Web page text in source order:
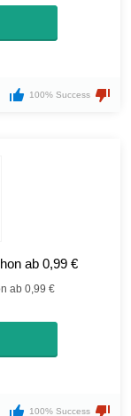
100% Success
ab 0,99 €
ab 0,99 €
100% Success